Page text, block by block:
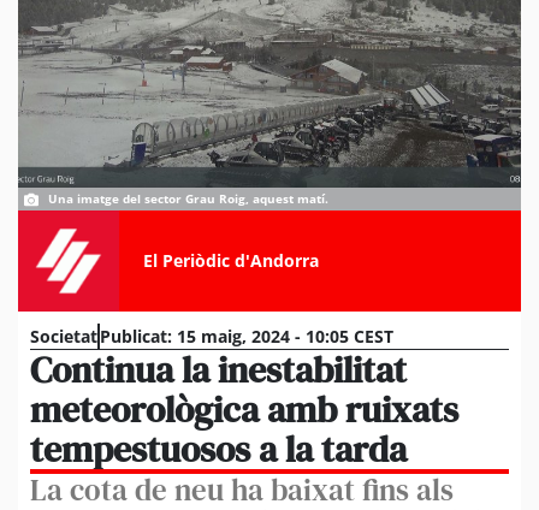
Una imatge del sector Grau Roig, aquest matí.
El Periòdic d'Andorra
SocietatPublicat: 15 maig, 2024 - 10:05 CEST
Continua la inestabilitat
meteorològica amb ruixats
tempestuosos a la tarda
La cota de neu ha baixat fins als